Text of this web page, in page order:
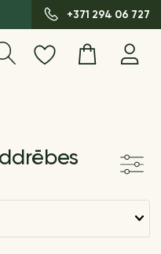
+371 294 06 727